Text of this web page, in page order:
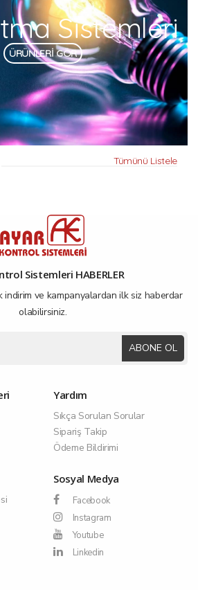
Sistemleri
ÜRÜNLERİ GÖR
Tümünü Listele
Sistemleri HABERLER
indirim ve kampanyalardan ilk siz haberdar
olabilirsiniz.
ABONE OL
Yardım
Sıkça Sorulan Sorular
Sipariş Takip
Ödeme Bildirimi
Sosyal Medya
Facebook
Instagram
Youtube
Linkedin